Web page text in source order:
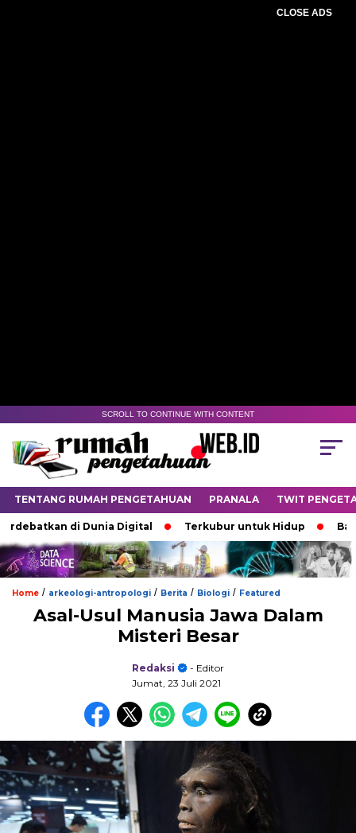
CLOSE ADS
SCROLL TO CONTINUE WITH CONTENT
TENTANG RUMAH PENGETAHUAN PRANALA TWIT
di Dunia Digital Terkubur untuk Hidup Batas yang
Home / arkeologi-antropologi / Berita / Biologi / Featured
Asal-Usul Manusia Jawa Dalam
Misteri Besar
Redaksi
- Editor
Jumat, 23 Juli 2021